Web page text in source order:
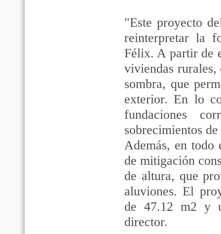
"Este proyecto
reinterpretar la
Félix. A partir de
viviendas
sombra, que
exterior. En lo
fundaciones
sobrecimientos
Además, en todo
de mitigación
de altura, que
aluviones. El
de 47.12 m2 y
director.